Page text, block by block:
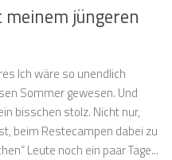
meinem jüngeren
Ich wäre so unendlich
Sommer gewesen. Und
bisschen stolz. Nicht nur,
beim Restecampen dabei zu
Leute noch ein paar Tage...